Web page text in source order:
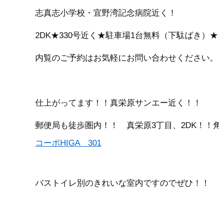
志真志小学校・宜野湾記念病院近く！
2DK★330号近く★駐車場1台無料（下駄ばき）★
内覧のご予約はお気軽にお問い合わせください。
仕上がってます！！真栄原サンエー近く！！
郵便局も徒歩圏内！！ 真栄原3丁目、2DK！！
コーポHIGA 301
バストイレ別のきれいな室内ですのでぜひ！！